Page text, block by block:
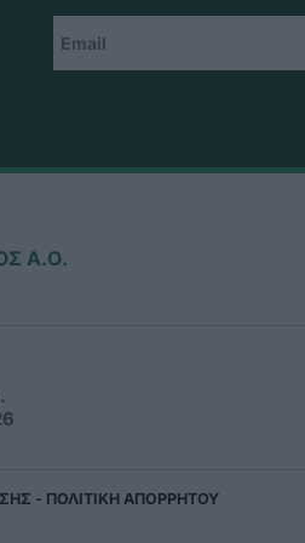
Α.Ο.
- ΠΟΛΙΤΙΚΗ ΑΠΟΡΡΗΤΟΥ